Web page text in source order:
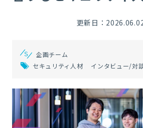
更新日：
企画チーム
セキュリティ人材
インタビュー/対